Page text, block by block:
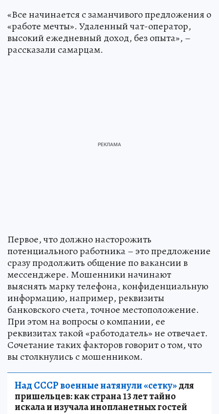
«Все начинается с заманчивого предложения о
«работе мечты». Удаленный чат-оператор,
высокий ежедневный доход, без опыта», –
рассказали самарцам.
Первое, что должно насторожить
потенциального работника – это предложение
сразу продолжить общение по вакансии в
мессенджере. Мошенники начинают
выяснять марку телефона, конфиденциальную
информацию, например, реквизиты
банковского счета, точное местоположение.
При этом на вопросы о компании, ее
реквизитах такой «работодатель» не отвечает.
Сочетание таких факторов говорит о том, что
вы столкнулись с мошенником.
Над СССР военные натянули «сетку»для
пришельцев: как страна 13 лет тайно
искала и изучала инопланетных гостей